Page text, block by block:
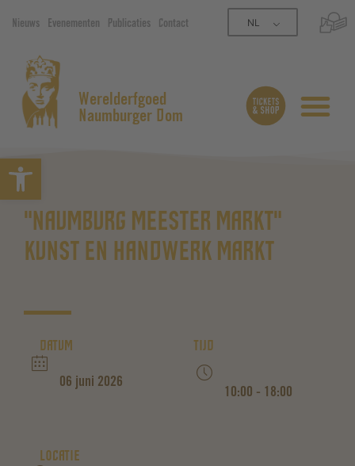
Open werkbalk
Nieuws Evenementen Publicaties Contact NL
Werelderfgoed
Naumburger Dom
"NAUMBURG MEESTER MARKT"
KUNST EN HANDWERK MARKT
DATUM
06 juni 2026
TIJD
10:00 - 18:00
LOCATIE